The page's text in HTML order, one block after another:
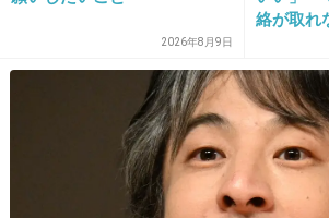
あのころのバンドはすごかった
2026年8月9日
絡が取れ
ZONE
かす「19
帰」した